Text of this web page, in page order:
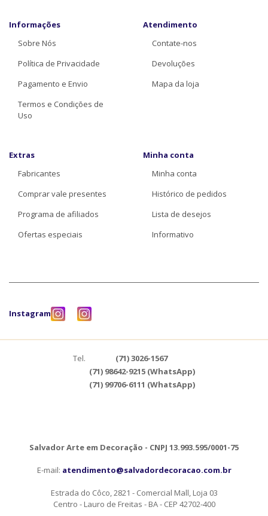
Informações
Sobre Nós
Política de Privacidade
Pagamento e Envio
Termos e Condições de
Uso
Atendimento
Contate-nos
Devoluções
Mapa da loja
Extras
Fabricantes
Comprar vale presentes
Programa de afiliados
Ofertas especiais
Minha conta
Minha conta
Histórico de pedidos
Lista de desejos
Informativo
Instagram
Tel.
(71) 3026-1567
(71) 98642-9215 (WhatsApp)
(71) 99706-6111 (WhatsApp)
Salvador Arte em Decoração - CNPJ 13.993.595/0001-75
E-mail: atendimento@salvadordecoracao.com.br
Estrada do Côco, 2821 - Comercial Mall, Loja 03
Centro - Lauro de Freitas - BA - CEP 42702-400